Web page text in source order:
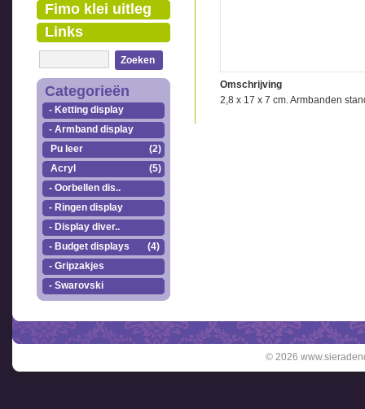
Fimo klei uitleg
Links
Zoeken
Categorieën
- Ketting display
- Armband display
Pu leer
(2)
Acryl
(5)
- Oorbellen dis..
- Ringen display
- Display diver..
- Budget displays
(4)
- Gripzakjes
- Swarovski
Omschrijving
2,8 x 17 x 7 cm. Armbanden
© 2026